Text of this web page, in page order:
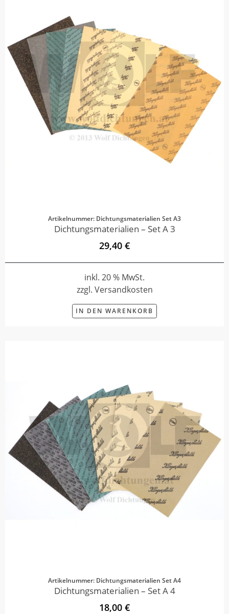
Artikelnummer: Dichtungsmaterialien Set A3
Dichtungsmaterialien – Set A 3
29,40 €
inkl. 20 % MwSt.
zzgl. Versandkosten
IN DEN WARENKORB
Artikelnummer: Dichtungsmaterialien Set A4
Dichtungsmaterialien – Set A 4
18,00 €